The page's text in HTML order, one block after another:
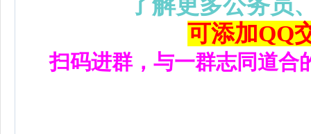
可添加QQ
扫码进群，与一群志同道合